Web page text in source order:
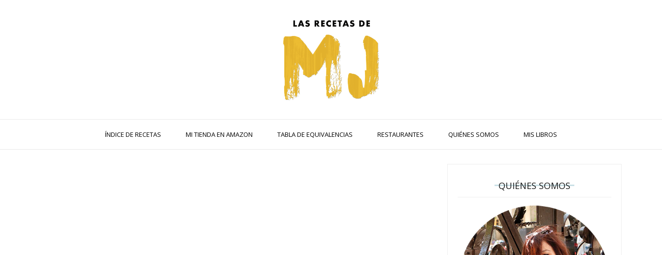
ÍNDICE DE RECETAS MI TIENDA EN AMAZON TABLA DE EQUIVALENCIAS RESTAURANTES QUIÉNES SOMOS MIS LIBROS
QUIÉNES SOMOS